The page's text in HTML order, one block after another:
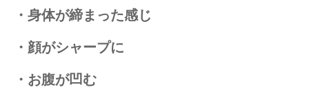
・身体が締まった感じ
・顔がシャープに
・お腹が凹む